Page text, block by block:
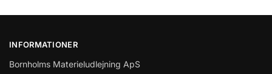
INFORMATIONER
Bornholms Materieludlejning ApS